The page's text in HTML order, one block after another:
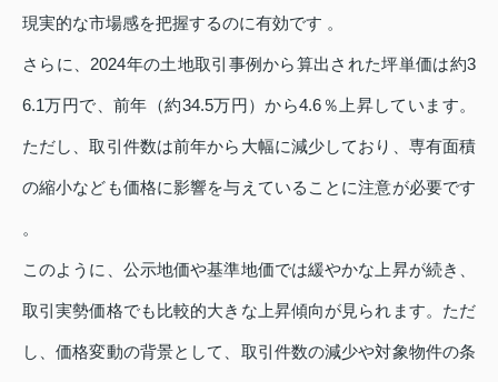
現実的な市場感を把握するのに有効です 。
さらに、2024年の土地取引事例から算出された坪単価は約3
6.1万円で、前年（約34.5万円）から4.6％上昇しています。
ただし、取引件数は前年から大幅に減少しており、専有面積
の縮小なども価格に影響を与えていることに注意が必要です
。
このように、公示地価や基準地価では緩やかな上昇が続き、
取引実勢価格でも比較的大きな上昇傾向が見られます。ただ
し、価格変動の背景として、取引件数の減少や対象物件の条